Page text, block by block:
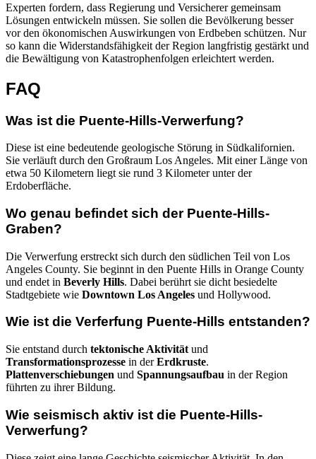
Experten fordern, dass Regierung und Versicherer gemeinsam
Lösungen entwickeln müssen. Sie sollen die Bevölkerung besser
vor den ökonomischen Auswirkungen von Erdbeben schützen. Nur
so kann die Widerstandsfähigkeit der Region langfristig gestärkt und
die Bewältigung von Katastrophenfolgen erleichtert werden.
FAQ
Was ist die Puente-Hills-Verwerfung?
Diese ist eine bedeutende geologische Störung in Südkalifornien.
Sie verläuft durch den Großraum Los Angeles. Mit einer Länge von
etwa 50 Kilometern liegt sie rund 3 Kilometer unter der
Erdoberfläche.
Wo genau befindet sich der Puente-Hills-
Graben?
Die Verwerfung erstreckt sich durch den südlichen Teil von Los
Angeles County. Sie beginnt in den Puente Hills in Orange County
und endet in Beverly Hills. Dabei berührt sie dicht besiedelte
Stadtgebiete wie Downtown Los Angeles und Hollywood.
Wie ist die Verferfung Puente-Hills entstanden?
Sie entstand durch tektonische Aktivität und
Transformationsprozesse in derErdkruste.
Plattenverschiebungen und Spannungsaufbau in der Region
führten zu ihrer Bildung.
Wie seismisch aktiv ist die Puente-Hills-
Verwerfung?